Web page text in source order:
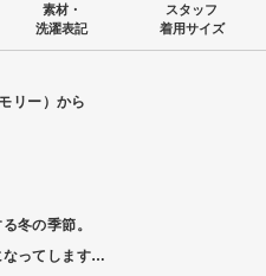
素材・
洗濯表記
スタッフ
着用サイズ
リー）から
冬の季節。
なってします…